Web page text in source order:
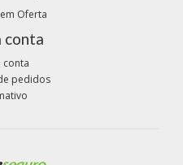
Oferta
conta
conta
pedidos